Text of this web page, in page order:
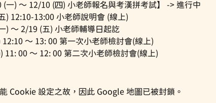
(一) ～ 12/10 (四) 小老師報名與考漢拼考試】 -> 進行中
) 12:10-13:00 小老師說明會 (線上)
) ～ 2/19 (五) 小老師輔導日起訖
～ 13: 00 第一次小老師檢討會(線上)
11: 00 ～ 12: 00 第二次小老師檢討會(線上)
Cookie 設定之故，因此 Google 地圖已被封鎖。